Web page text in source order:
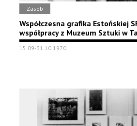
Zasób
Współczesna grafika Estońskiej
współpracy z Muzeum Sztuki w
15.09-31.10.1970